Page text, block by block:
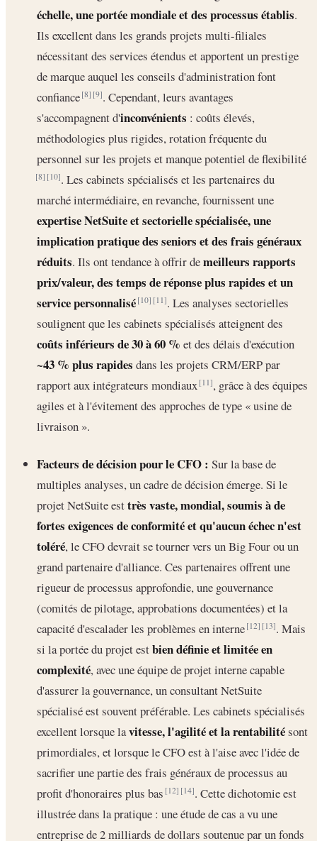
échelle, une portée mondiale et des processus établis.
Ils excellent dans les grands projets multi-filiales
nécessitant des services étendus et apportent un prestige
de marque auquel les conseils d'administration font
confiance[8] [9]. Cependant, leurs avantages
s'accompagnent d'inconvénients : coûts élevés,
méthodologies plus rigides, rotation fréquente du
personnel sur les projets et manque potentiel de flexibilité
[8] [10]. Les cabinets spécialisés et les partenaires du
marché intermédiaire, en revanche, fournissent une
expertise NetSuite et sectorielle spécialisée, une
implication pratique des seniors et des frais généraux
réduits. Ils ont tendance à offrir demeilleurs rapports
prix/valeur, des temps de réponse plus rapides et un
service personnalisé [10] [11]. Les analyses sectorielles
soulignent que les cabinets spécialisés atteignent des
coûts inférieurs de 30 à 60 % et des délais d'exécution
~43 % plus rapides dans les projets CRM/ERP par
rapport aux intégrateurs mondiaux[11], grâce à des équipes
agiles et à l'évitement des approches de type « usine de
livraison ».
Facteurs de décision pour le CFO : Sur la base de
multiples analyses, un cadre de décision émerge. Si le
projet NetSuite esttrès vaste, mondial, soumis à de
fortes exigences de conformité et qu'aucun échec n'est
toléré, le CFO devrait se tourner vers un Big Four ou un
grand partenaire d'alliance. Ces partenaires offrent une
rigueur de processus approfondie, une gouvernance
(comités de pilotage, approbations documentées) et la
capacité d'escalader les problèmes en interne[12] [13]. Mais
si la portée du projet estbien définie et limitée en
complexité, avec une équipe de projet interne capable
d'assurer la gouvernance, un consultant NetSuite
spécialisé est souvent préférable. Les cabinets spécialisés
excellent lorsque lavitesse, l'agilité et la rentabilitésont
primordiales, et lorsque le CFO est à l'aise avec l'idée de
sacrifier une partie des frais généraux de processus au
profit d'honoraires plus bas[12] [14]. Cette dichotomie est
illustrée dans la pratique : une étude de cas a vu une
entreprise de 2 milliards de dollars soutenue par un fonds